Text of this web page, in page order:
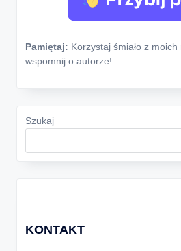
Pamiętaj: Korzystaj śmiało z moich
wspomnij o autorze!
Szukaj
KONTAKT